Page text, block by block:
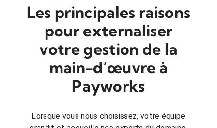
Les principales raisons
pour externaliser
votre gestion de la
main-d’œuvre à
Payworks
Lorsque vous nous choisissez, votre équipe